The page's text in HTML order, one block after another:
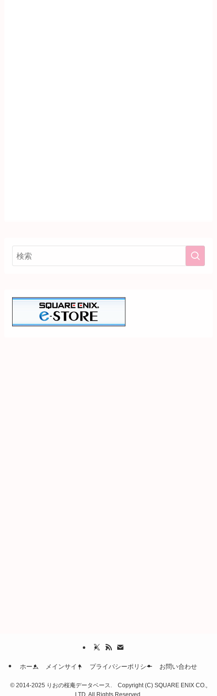
ホーム メインサイト プライバシーポリシー お問い合わせ
©2014-2025 りおの桜庵データベース. Copyright (C) SQUARE ENIX CO.,
LTD. All Rights Reserved.